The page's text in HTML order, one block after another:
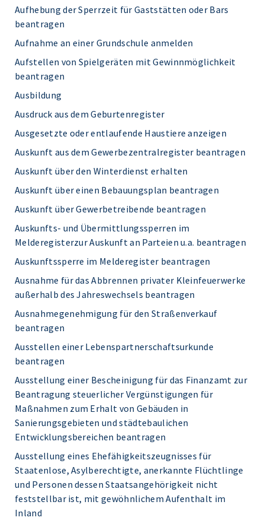
Aufhebung der Sperrzeit für Gaststätten oder Bars
beantragen
Aufnahme an einer Grundschule anmelden
Aufstellen von Spielgeräten mit Gewinnmöglichkeit
beantragen
Ausbildung
Ausdruck aus dem Geburtenregister
Ausgesetzte oder entlaufende Haustiere anzeigen
Auskunft aus dem Gewerbezentralregister beantragen
Auskunft über den Winterdienst erhalten
Auskunft über einen Bebauungsplan beantragen
Auskunft über Gewerbetreibende beantragen
Auskunfts- und Übermittlungssperren im
Melderegisterzur Auskunft an Parteien u.a. beantragen
Auskunftssperre im Melderegister beantragen
Ausnahme für das Abbrennen privater Kleinfeuerwerke
außerhalb des Jahreswechsels beantragen
Ausnahmegenehmigung für den Straßenverkauf
beantragen
Ausstellen einer Lebenspartnerschaftsurkunde
beantragen
Ausstellung einer Bescheinigung für das Finanzamt zur
Beantragung steuerlicher Vergünstigungen für
Maßnahmen zum Erhalt von Gebäuden in
Sanierungsgebieten und städtebaulichen
Entwicklungsbereichen beantragen
Ausstellung eines Ehefähigkeitszeugnisses für
Staatenlose, Asylberechtigte, anerkannte Flüchtlinge
und Personen dessen Staatsangehörigkeit nicht
feststellbar ist, mit gewöhnlichem Aufenthalt im
Inland